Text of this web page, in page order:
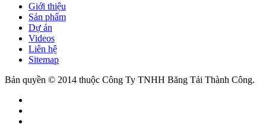
Giới thiệu
Sản phẩm
Dự án
Videos
Liên hệ
Sitemap
Bản quyền © 2014 thuộc Công Ty TNHH Băng Tải Thành Công.